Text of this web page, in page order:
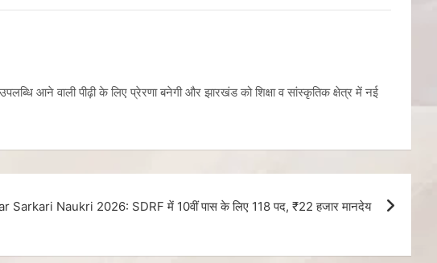
आने वाली पीढ़ी के लिए प्रेरणा बनेगी और झारखंड को शिक्षा व सांस्कृतिक क्षेत्र में नई
Sarkari Naukri 2026: SDRF में 10वीं पास के लिए 118 पद, ₹22 हजार मानदेय